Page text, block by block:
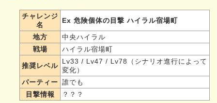
チャレンジ
名
Ex 危険個体の目撃 ハイラル宿場町
地方
中央ハイラル
戦場
ハイラル宿場町
推奨レベル
Lv33 / Lv47 / Lv78（シナリオ進行によって
変化）
パーティー 誰でも
目撃情報
？？？